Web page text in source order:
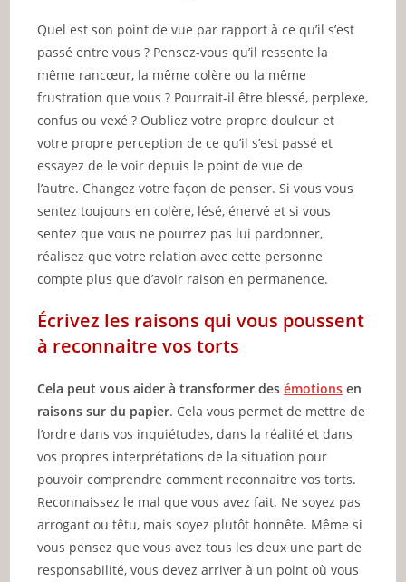
Quel est son point de vue par rapport à ce qu’il s’est
passé entre vous ? Pensez-vous qu’il ressente la
même rancœur, la même colère ou la même
frustration que vous ? Pourrait-il être blessé, perplexe,
confus ou vexé ? Oubliez votre propre douleur et
votre propre perception de ce qu’il s’est passé et
essayez de le voir depuis le point de vue de
l’autre. Changez votre façon de penser. Si vous vous
sentez toujours en colère, lésé, énervé et si vous
sentez que vous ne pourrez pas lui pardonner,
réalisez que votre relation avec cette personne
compte plus que d’avoir raison en permanence.
Écrivez les raisons qui vous poussent
à reconnaitre vos torts
Cela peut vous aider à transformer desémotions en
raisons sur du papier. Cela vous permet de mettre de
l’ordre dans vos inquiétudes, dans la réalité et dans
vos propres interprétations de la situation pour
pouvoir comprendre comment reconnaitre vos torts.
Reconnaissez le mal que vous avez fait. Ne soyez pas
arrogant ou têtu, mais soyez plutôt honnête. Même si
vous pensez que vous avez tous les deux une part de
responsabilité, vous devez arriver à un point où vous